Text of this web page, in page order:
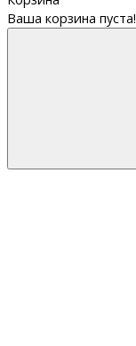
Ваша корзина пуста!